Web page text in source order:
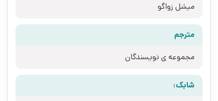
میشل زواگو
مترجم
مجموعه ی نویسندگان
شابک: